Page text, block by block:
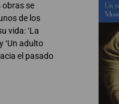
obras se
de los
vida: ‘La
‘Un adulto
el pasado